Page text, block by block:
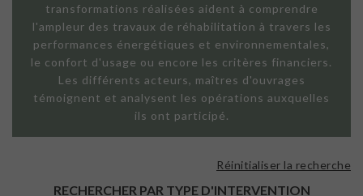
transformations réalisées aident à comprendre
l'ampleur des travaux de réhabilitation à travers les
performances énergétiques et environnementales,
le confort d'usage ou encore les critères financiers.
Les différents acteurs, maîtres d'ouvrages
témoignent et analysent les opérations auxquelles
ils ont participé.
RECHERCHER PAR TYPE D'INTERVENTION
Réinitialiser la recherche
FAÇADE SUR
LINÉAIRE